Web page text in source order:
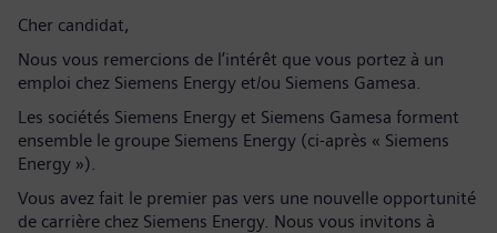
Cher candidat,
Nous vous remercions de l’intérêt que vous portez à un
emploi chez Siemens Energy et/ou Siemens Gamesa.
Les sociétés Siemens Energy et Siemens Gamesa forment
ensemble le groupe Siemens Energy (ci-après « Siemens
Energy »).
Vous avez fait le premier pas vers une nouvelle opportunité
de carrière chez Siemens Energy. Nous vous invitons à